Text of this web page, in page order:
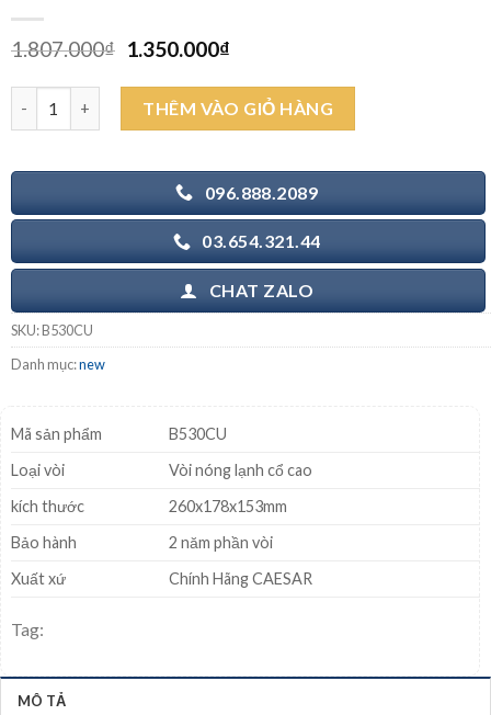
1.807.000₫ Giá
là:
1.807.000₫.
1.350.000₫Giá
tại
là:
1.350.000₫.
Vòi lavabo CAESAR B530CU cổ cao nóng lạnh số lượng
THÊM VÀO GIỎ HÀNG
096.888.2089
03.654.321.44
CHAT ZALO
SKU:B530CU
Danh mục:new
Mã sản phẩm
B530CU
Loại vòi
Vòi nóng lạnh cổ cao
kích thước
260x178x153mm
Bảo hành
2 năm phần vòi
Xuất xứ
Chính Hãng CAESAR
Tag:
MÔ TẢ